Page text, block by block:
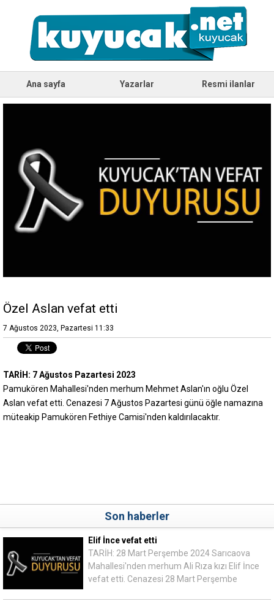
Ana sayfa Yazarlar Resmi ilanlar
Özel Aslan vefat etti
7 Ağustos 2023, Pazartesi 11:33
TARİH: 7 Ağustos Pazartesi 2023
Pamukören Mahallesi'nden merhum Mehmet Aslan'ın oğlu Özel
Aslan vefat etti. Cenazesi 7 Ağustos Pazartesi günü öğle namazına
müteakip Pamukören Fethiye Camisi'nden kaldırılacaktır.
Son haberler
Elif İnce vefat etti
TARİH: 28 Mart Perşembe 2024 Sarıcaova
Mahallesi'nden merhum Ali Rıza kızı Elif İnce
vefat etti. Cenazesi 28 Mart Perşembe